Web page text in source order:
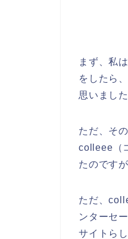
まず、私
をしたら
思いました
ただ、そ
colleee（
たのですが
ただ、
ンターセ
サイトら